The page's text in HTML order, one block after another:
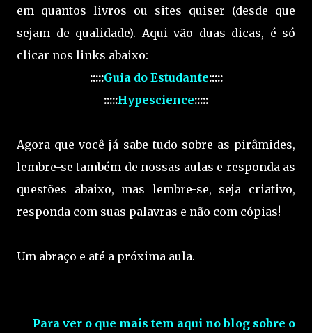
em quantos livros ou sites quiser (desde que
sejam de qualidade). Aqui vão duas dicas, é só
clicar nos links abaixo:
:::::Guia do Estudante:::::
:::::Hypescience:::::
Agora que você já sabe tudo sobre as pirâmides,
lembre-se também de nossas aulas e responda as
questões abaixo, mas lembre-se, seja criativo,
responda com suas palavras e não com cópias!
Um abraço e até a próxima aula.
Para ver o que mais tem aqui no blog sobre o